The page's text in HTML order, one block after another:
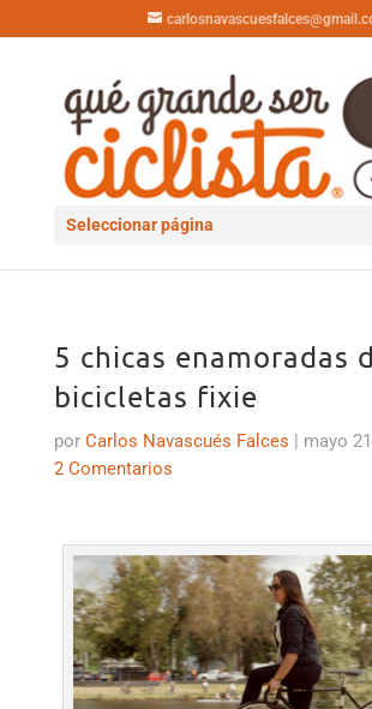
Seleccionar página
5 chicas enamoradas
bicicletas fixie
por Carlos Navascués Falces | mayo
2 Comentarios